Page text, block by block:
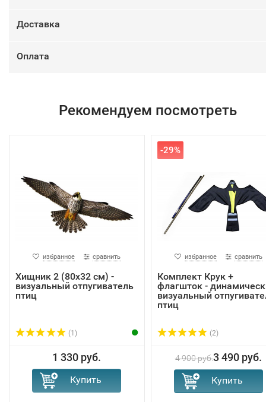
Доставка
Оплата
Рекомендуем посмотреть
избранное сравнить
Хищник 2 (80х32 см) -
визуальный отпугиватель
птиц
(1)
1 330 руб.
-29%
избранное сравнить
Комплект Крук +
флагшток -
визуальный
птиц
(2)
4 900 руб.3 490 руб.